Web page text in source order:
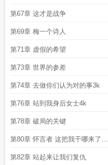
第67章 这才是战争
第69章 梅一个诗人
第71章 虚假的希望
第73章 世界的参差
第74章 去做你们认为对的事3k
第76章 站到我身后女士4k
第78章 破局的关键
第80章 怀言者 这把我干哪来了这
还是40k吗
第82章 站起来让我们复仇